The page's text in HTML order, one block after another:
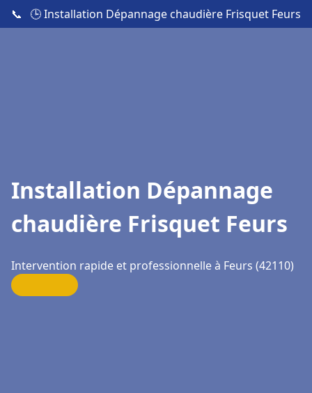
📞 🕒 Installation Dépannage chaudière Frisquet Feurs
Installation Dépannage
chaudière Frisquet Feurs
Intervention rapide et professionnelle à Feurs (42110)